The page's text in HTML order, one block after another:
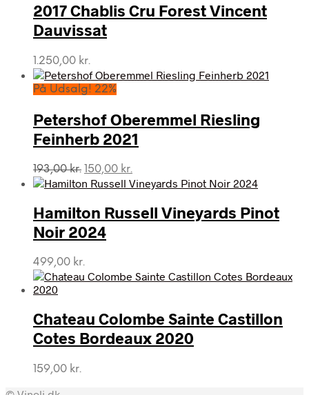
2017 Chablis Cru Forest Vincent
Dauvissat
1.250,00 kr.
På Udsalg! 22%
Petershof Oberemmel Riesling
Feinherb 2021
193,00kr. Den
oprindelige
var:
193,00 kr..
150,00 kr.
aktuelle
er:
150,00 kr..
Hamilton Russell Vineyards Pinot
Noir 2024
499,00 kr.
Chateau Colombe Sainte Castillon
Cotes Bordeaux 2020
159,00 kr.